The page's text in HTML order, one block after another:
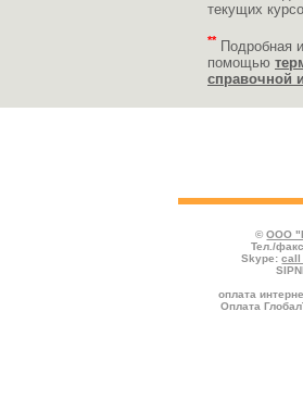
текущих
** Подробная
помощью
справочной
©ООО
Тел./
Skype:
оплата
Оплата